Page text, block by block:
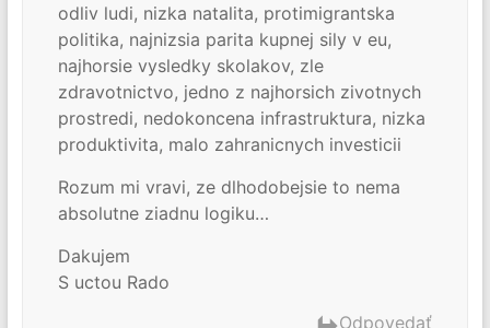
odliv ludi, nizka natalita, protimigrantska
politika, najnizsia parita kupnej sily v eu,
najhorsie vysledky skolakov, zle
zdravotnictvo, jedno z najhorsich zivotnych
prostredi, nedokoncena infrastruktura, nizka
produktivita, malo zahranicnych investicii
Rozum mi vravi, ze dlhodobejsie to nema
absolutne ziadnu logiku…
Dakujem
S uctou Rado
Odpovedať